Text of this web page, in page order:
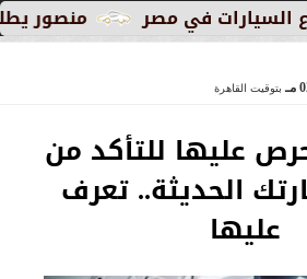
منصور يطلق MG RX9 PHEV الجديدة كليًا في السوق المصري كأول سيارة Plug-in Hybrid من العلامة
بتوقيت القاهرة
عليها للتأكد من
الحديثة.. تعرف
عليها